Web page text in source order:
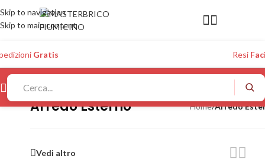
Skip to navigation
Skip to main content
Gratis Resi
Arredo Esterno Home/Arredo
Vedi altro